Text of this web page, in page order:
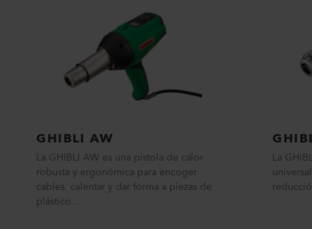
GHIBLI AW
La GHIBLI AW es una pistola de calor
robusta y ergonómica para encoger
cables, calentar y dar forma a piezas de
plástico...
La